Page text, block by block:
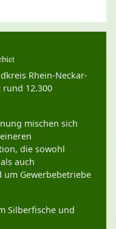
Rhein-Neckar-
rund 12.300
mischen sich
die sowohl
auch
Gewerbebetriebe
Silberfische und